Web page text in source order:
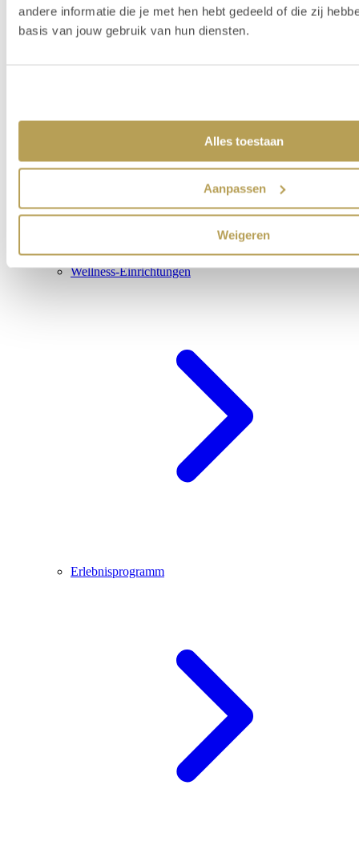
andere informatie die je met hen hebt gedeeld of die zij
basis van jouw gebruik van hun diensten.
Alles toestaan
Aanpassen
Weigeren
Wellness-Resort
Wellness-Einrichtungen
Erlebnisprogramm